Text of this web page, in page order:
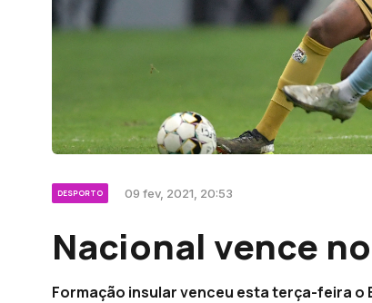
DESPORTO 09 fev, 2021, 20:53
Nacional vence
Formação insular venceu esta terça-feira o